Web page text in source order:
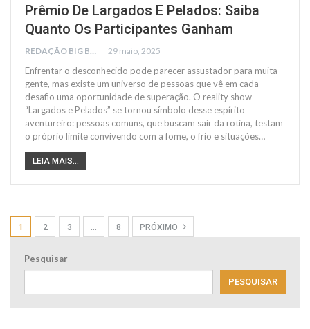
Prêmio De Largados E Pelados: Saiba
Quanto Os Participantes Ganham
REDAÇÃO BIG BUSCA 29 maio, 2025
Enfrentar o desconhecido pode parecer assustador para muita
gente, mas existe um universo de pessoas que vê em cada
desafio uma oportunidade de superação. O reality show
“Largados e Pelados” se tornou símbolo desse espírito
aventureiro: pessoas comuns, que buscam sair da rotina, testam
o próprio limite convivendo com a fome, o frio e situações…
LEIA MAIS...
1 2 3 8 PRÓXIMO
Pesquisar
PESQUISAR